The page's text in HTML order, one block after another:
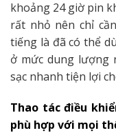
khoảng 24 giờ pin
rất nhỏ nên chỉ
tiếng là đã có thể
ở mức dung lượng
sạc nhanh tiện lợi
Thao tác điều
phù hợp với mọi